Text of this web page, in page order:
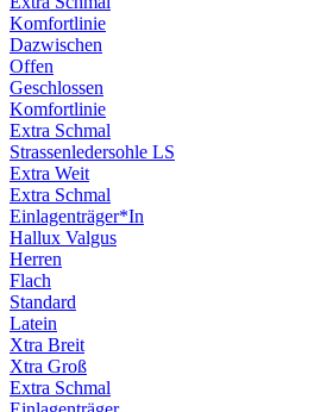
Komfortlinie
Dazwischen
Offen
Geschlossen
Komfortlinie
Extra Schmal
Strassenledersohle LS
Extra Weit
Extra Schmal
Einlagenträger*In
Hallux Valgus
Herren
Flach
Standard
Latein
Xtra Breit
Xtra Groß
Extra Schmal